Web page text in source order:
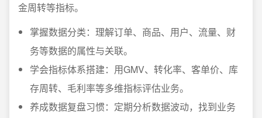
金周转等指标。
掌握数据分类：理解订单、商品、用户、流量、财
务等数据的属性与关联。
学会指标体系搭建：用GMV、转化率、客单价、库
存周转、毛利率等多维指标评估业务。
养成数据复盘习惯：定期分析数据波动，找到业务